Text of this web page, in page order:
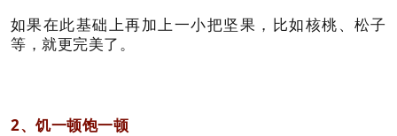
如果在此基础上再加上一小把坚果，比如核桃、松子
等，就更完美了。
2、饥一顿饱一顿